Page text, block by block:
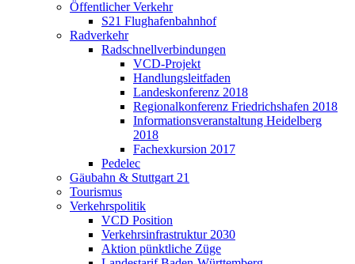
Öffentlicher Verkehr
S21 Flughafenbahnhof
Radverkehr
Radschnellverbindungen
VCD-Projekt
Handlungsleitfaden
Landeskonferenz 2018
Regionalkonferenz Friedrichshafen 2018
Informationsveranstaltung Heidelberg
2018
Fachexkursion 2017
Pedelec
Gäubahn & Stuttgart 21
Tourismus
Verkehrspolitik
VCD Position
Verkehrsinfrastruktur 2030
Aktion pünktliche Züge